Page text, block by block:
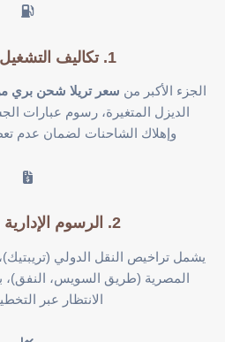
1. تكاليف التشغيل المباشرة
الجزء الأكبر من سعر تريلا شحن بري
الديزل المتغيرة، رسوم عبارات
وإهلاك الشاحنات لضمان عدم
2. الرسوم الإدارية والحكومية
يشمل تراخيص النقل الدولي
المصرية (طريق السويس، النفق)،
الانتظار عبر